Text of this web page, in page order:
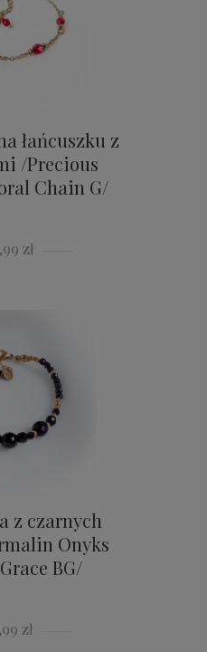
łańcuszku z
/Precious
Chain G/
zł
z czarnych
Onyks
BG/
zł